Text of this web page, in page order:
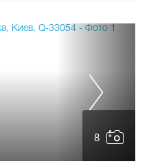
8